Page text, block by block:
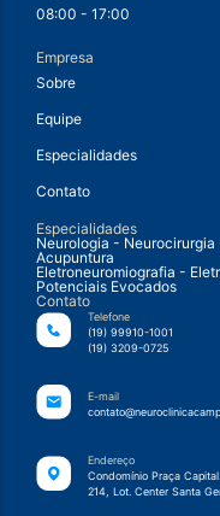
08:00 - 17:00
Empresa
Sobre
Equipe
Especialidades
Contato
Especialidades
Neurologia -
Acupuntura
Eletroneuromiografia -
Potenciais Evocados
Contato
Telefone
(19) 99910-1001
(19) 3209-0725
E-mail
Endereço
Condomínio Praça
214, Lot. Center Santa